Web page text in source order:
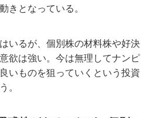
きとなっている。
いるが、個別株の材料株や好決
欲は強い。今は無理してナンピ
いものを狙っていくという投資
。